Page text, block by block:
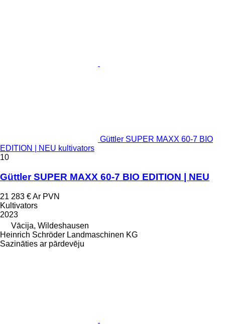
Güttler SUPER MAXX 60-7 BIO
EDITION | NEU kultivators
10
Güttler SUPER MAXX 60-7 BIO EDITION | NEU
21 283 €Ar PVN
Kultivators
2023
Vācija, Wildeshausen
Heinrich Schröder Landmaschinen KG
Sazināties ar pārdevēju